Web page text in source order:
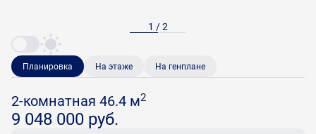
1 / 2
Планировка На этаже На генплане
2-комнатная 46.4 м2
9 048 000 руб.